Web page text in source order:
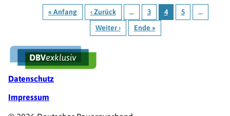
Seitennummerierung
Erste
« Anfang
Vorherige
Seite
‹ Zurück …
Seite
3
Seite
4
Seite
5 …
Nächste
Weiter ›
Letzte
Ende »
Fußzeile
Datenschutz
Impressum